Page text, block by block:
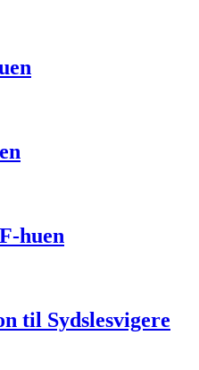
huen
til Sydslesvigere